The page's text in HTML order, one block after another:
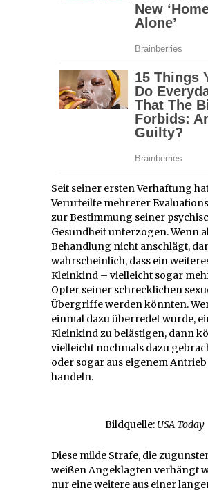
Seit seiner ersten Verhaftung
Verurteilte mehrerer
zur Bestimmung seiner
Gesundheit unterzogen. Wenn
Behandlung nicht anschlägt,
wahrscheinlich, dass ein
Kleinkind – vielleicht sogar
Opfer seiner schrecklichen
Übergriffe werden könnten.
einmal dazu überredet wurde,
Kleinkind zu belästigen, dann
vielleicht nochmals dazu
oder sogar aus eigenem Antrieb
handeln.
Bildquelle: USA Today
Diese milde Strafe, die
weißen Angeklagten verhängt
nur eine weitere aus einer